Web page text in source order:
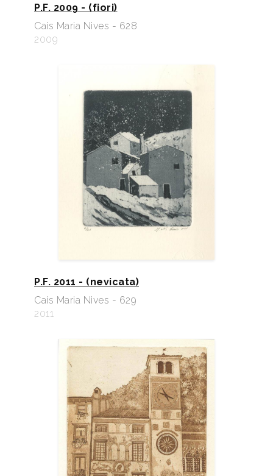
P.F. 2009 - (fiori)
Cais Maria Nives - 628
2009
P.F. 2011 - (nevicata)
Cais Maria Nives - 629
2011